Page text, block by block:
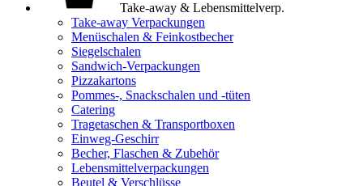
Take-away & Lebensmittelverp.
Take-away Verpackungen
Menüschalen & Feinkostbecher
Siegelschalen
Sandwich-Verpackungen
Pizzakartons
Pommes-, Snackschalen und -tüten
Catering
Tragetaschen & Transportboxen
Einweg-Geschirr
Becher, Flaschen & Zubehör
Lebensmittelverpackungen
Beutel & Verschlüsse